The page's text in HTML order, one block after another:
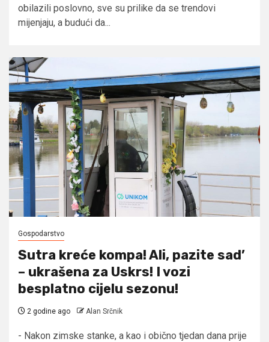
obilazili poslovno, sve su prilike da se trendovi
mijenjaju, a budući da...
Gospodarstvo
Sutra kreće kompa! Ali, pazite sad’
– ukrašena za Uskrs! I vozi
besplatno cijelu sezonu!
2 godine ago Alan Srčnik
- Nakon zimske stanke, a kao i obično tjedan dana prije